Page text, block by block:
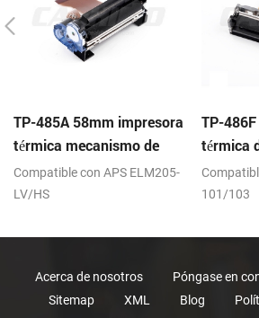
TP-485A 58mm impresora
térmica mecanismo de
Compatible con APS ELM205-
LV/HS
TP-
térmica
101/103
Acerca de nosotros
Póngase en
Sitemap
XML Blog